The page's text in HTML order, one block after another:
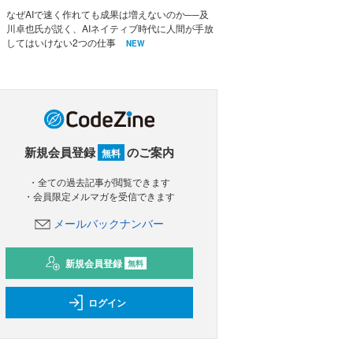
なぜAIで速く作れても成果は増えないのか──及
川卓也氏が説く、AIネイティブ時代に人間が手放
してはいけない2つの仕事
NEW
新規会員登録 無料 のご案内
・全ての過去記事が閲覧できます
・会員限定メルマガを受信できます
メールバックナンバー
新規会員登録 無料
ログイン